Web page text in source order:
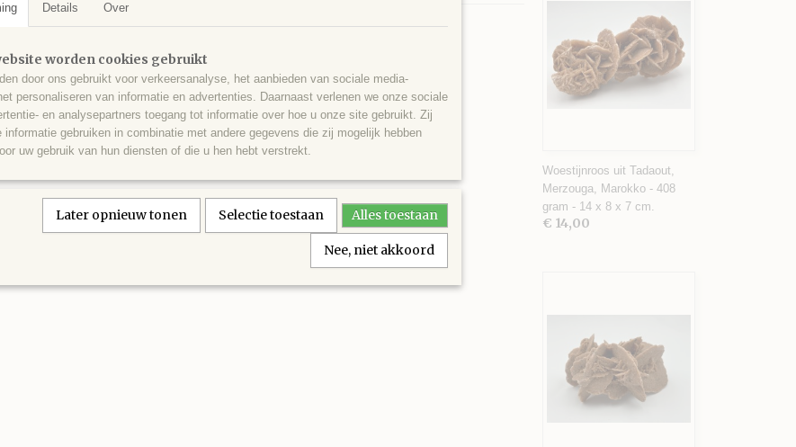
Woestijnroos uit Tadaout,
Merzouga, Marokko - 408
gram - 14 x 8 x 7 cm.
€ 14,00
Details Over
worden cookies gebruikt
door ons gebruikt voor verkeersanalyse, het aanbieden van sociale media-
personaliseren van informatie en advertenties. Daarnaast verlenen we onze sociale
en analysepartners toegang tot informatie over hoe u onze site gebruikt. Zij
informatie gebruiken in combinatie met andere gegevens die zij mogelijk hebben
uw gebruik van hun diensten of die u hen hebt verstrekt.
Later opnieuw tonen Selectie toestaan Alles toestaan
Nee, niet akkoord